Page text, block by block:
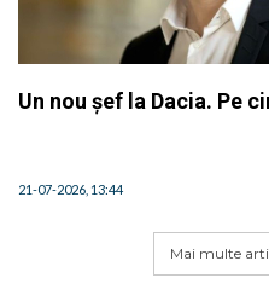
Un nou șef la Dacia. Pe
21-07-2026, 13:44
Mai multe